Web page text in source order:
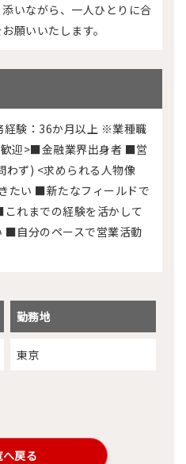
いながら、一人ひとりに合
願いいたします。
験：36か月以上 ※業種職
迎>■金融業界出身者 ■営
わず) <求められる人物像
たい ■新たなフィールドで
れまでの経験を活かして
■自分のペースで営業活動
勤務地
東京
へ戻る